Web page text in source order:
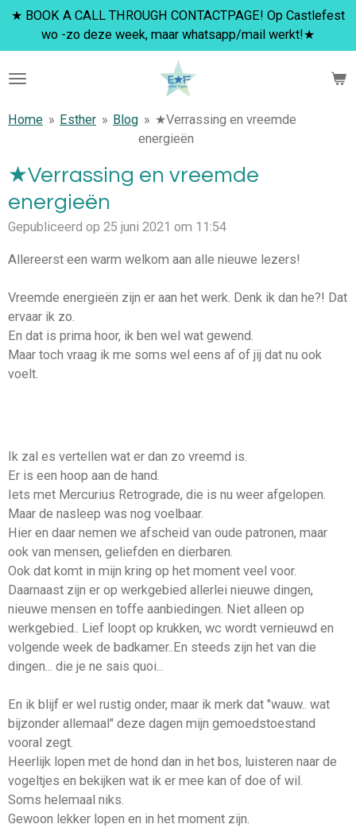
Ga
naar
de
★ BOOK A CALL THROUGH CONTACTPAGE! Op Castlefest
wo -zo deze week, maar whatsapp/mail werkt!★
Home » Esther » Blog » ★Verrassing en vreemde
energieën
★Verrassing en vreemde
energieën
Gepubliceerd op 25 juni 2021 om 11:54
Allereerst een warm welkom aan alle nieuwe lezers!
Vreemde energieën zijn er aan het werk. Denk ik dan he?! Dat
ervaar ik zo.
En dat is prima hoor, ik ben wel wat gewend.
Maar toch vraag ik me soms wel eens af of jij dat nu ook
voelt.
Ik zal es vertellen wat er dan zo vreemd is.
Er is een hoop aan de hand.
Iets met Mercurius Retrograde, die is nu weer afgelopen.
Maar de nasleep was nog voelbaar.
Hier en daar nemen we afscheid van oude patronen, maar
ook van mensen, geliefden en dierbaren.
Ook dat komt in mijn kring op het moment veel voor.
Daarnaast zijn er op werkgebied allerlei nieuwe dingen,
nieuwe mensen en toffe aanbiedingen. Niet alleen op
werkgebied.. Lief loopt op krukken, wc wordt vernieuwd en
volgende week de badkamer..En steeds zijn het van die
dingen... die je ne sais quoi...
En ik blijf er wel rustig onder, maar ik merk dat "wauw.. wat
bijzonder allemaal" deze dagen mijn gemoedstoestand
vooral zegt.
Heerlijk lopen met de hond dan in het bos, luisteren naar de
vogeltjes en bekijken wat ik er mee kan of doe of wil.
Soms helemaal niks.
Gewoon lekker lopen en in het moment zijn.